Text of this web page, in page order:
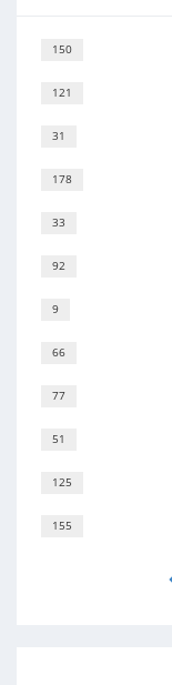
150
121
31
178
33
92
9
66
77
51
125
155